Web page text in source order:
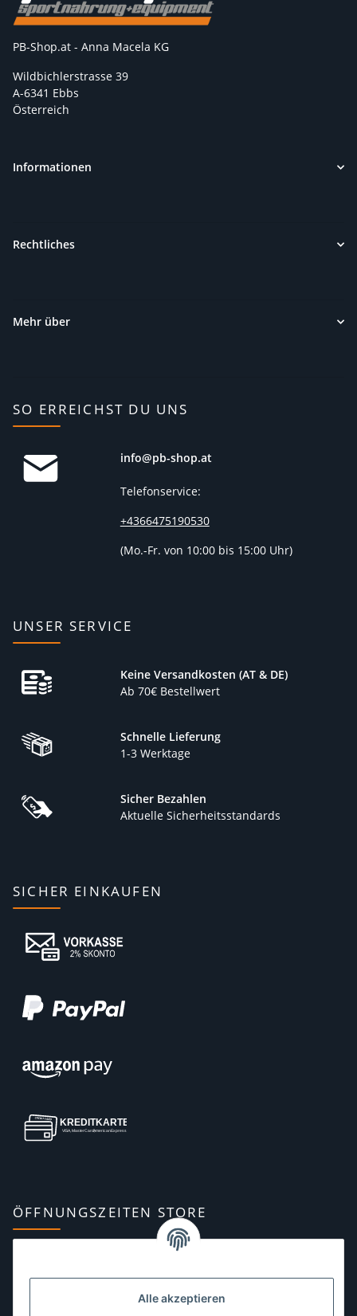
Alle akzeptieren
PB-Shop.at - Anna Macela KG
Wildbichlerstrasse 39
A-6341 Ebbs
Österreich
Informationen
Rechtliches
Mehr über
SO ERREICHST DU UNS
info@pb-shop.at
Telefonservice:
+4366475190530
(Mo.-Fr. von 10:00 bis 15:00 Uhr)
UNSER SERVICE
Keine Versandkosten (AT & DE)
Ab 70€ Bestellwert
Schnelle Lieferung
1-3 Werktage
Sicher Bezahlen
Aktuelle Sicherheitsstandards
SICHER EINKAUFEN
ÖFFNUNGSZEITEN STORE
10:00–13:00, 14:00–18:00 Uhr
Dienstag:10:00–13:00, 14:00–16:00 Uhr